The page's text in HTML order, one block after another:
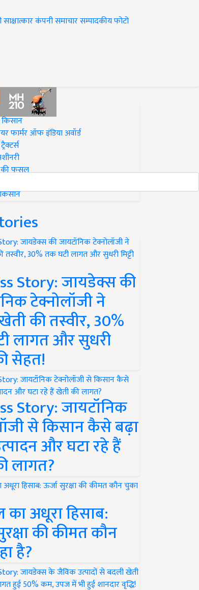
साक्षात्कारकंपनी समाचारसम्पादकीयफोटो
Jagran
फार्मर ऑफ इंडिया अवॉर्ड
की फसल
Story: जायडेक्स की
टेक्नोलॉजी ने
की तस्वीर, 30%
लागत और सुधरी
सेहत!
Story: जायटॉनिक
से किसान कैसे बढ़ा
और घटा रहे हैं
लागत?
अधूरा हिसाब:
की कीमत कौन
है?